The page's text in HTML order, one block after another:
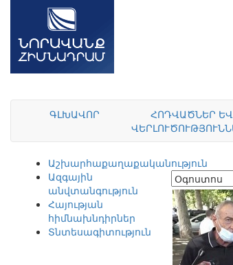
ԳԼԽԱՎՈՐ
ՀՈԴՎԱԾՆԵՐ ԵՎ
Աշխարհաքաղաքականություն
Ազգային
անվտանգություն
Հայության
հիմնախնդիրներ
Տնտեսագիտություն